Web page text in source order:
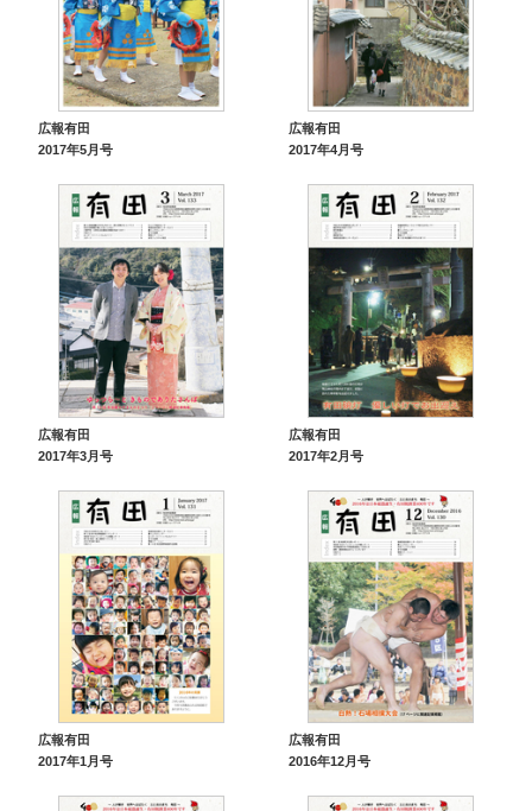
広報有田
2017年5月号
広報有田
2017年4月号
広報有田
2017年3月号
広報有田
2017年2月号
広報有田
2017年1月号
広報有田
2016年12月号